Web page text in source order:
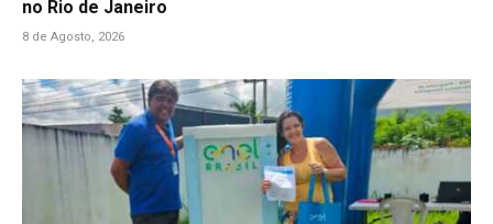
no Rio de Janeiro
8 de Agosto, 2026